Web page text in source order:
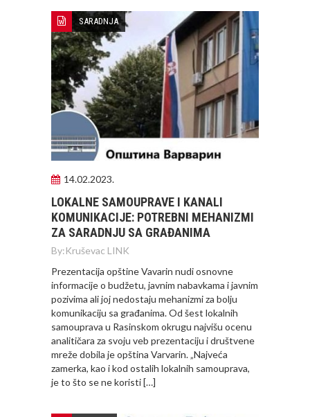
SARADNJA
14.02.2023.
LOKALNE SAMOUPRAVE I KANALI
KOMUNIKACIJE: POTREBNI MEHANIZMI
ZA SARADNJU SA GRAĐANIMA
By:Kruševac LINK
Prezentacija opštine Vavarin nudi osnovne
informacije o budžetu, javnim nabavkama i javnim
pozivima ali joj nedostaju mehanizmi za bolju
komunikaciju sa građanima. Od šest lokalnih
samouprava u Rasinskom okrugu najvišu ocenu
analitičara za svoju veb prezentaciju i društvene
mreže dobila je opština Varvarin. „Najveća
zamerka, kao i kod ostalih lokalnih samouprava,
je to što se ne koristi […]